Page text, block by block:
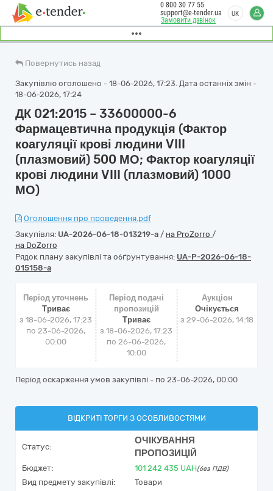
Замовити дзвінок
0 800 30 77 55
support@e-tender.ua
UK
Повернутись назад
Закупівлю оголошено - 18-06-2026, 17:23. Дата останніх змін -
18-06-2026, 17:24
ДК 021:2015 – 33600000-6
Фармацевтична продукція (Фактор
коагуляції крові людини VIII
(плазмовий) 500 МО; Фактор коагуляції
крові людини VIII (плазмовий) 1000
МО)
Оголошення про проведення.pdf
Закупівля: UA-2026-06-18-013219-a / на ProZorro /
на DoZorro
Рядок плану закупівлі та обґрунтування: UA-P-2026-06-18-
015158-a
Період уточнень
Триває
з 18-06-2026, 17:23
по 23-06-2026,
00:00
Період подачі
пропозицій
Триває
з 18-06-2026, 17:23
по 26-06-2026,
10:00
Аукціон
Очікується
з29-06-2026, 14:18
Період оскарження умов закупівлі - по 23-06-2026, 00:00
ВІДКРИТІ ТОРГИ З ОСОБЛИВОСТЯМИ
Статус:
ОЧІКУВАННЯ
ПРОПОЗИЦІЙ
Бюджет: 101 242 435 UAH(без ПДВ)
Вид предмету закупівлі:
Товари